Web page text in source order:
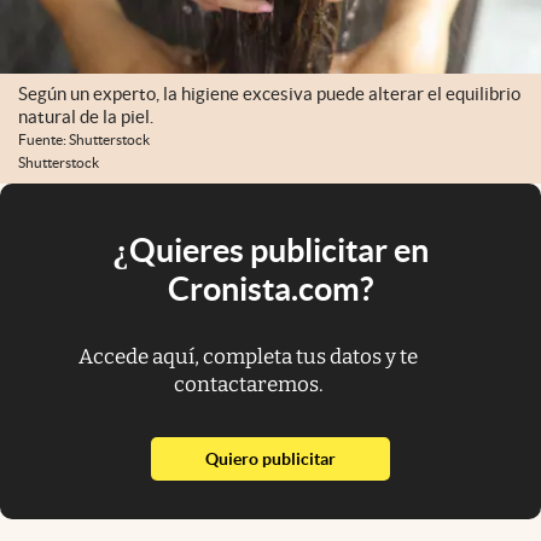
Según un experto, la higiene excesiva puede alterar el equilibrio
natural de la piel.
Fuente: Shutterstock
Shutterstock
¿Quieres publicitar en
Cronista.com?
Accede aquí, completa tus datos y te
contactaremos.
Quiero publicitarabre en nueva pestaña